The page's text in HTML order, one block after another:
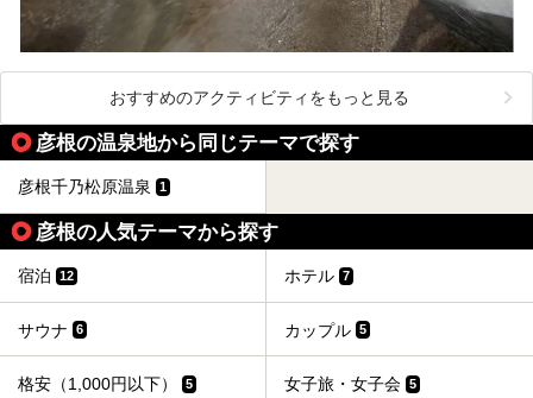
おすすめのアクティビティをもっと見る
彦根の温泉地から同じテーマで探す
彦根千乃松原温泉 1
彦根の人気テーマから探す
宿泊 12 ホテル 7
サウナ 6 カップル 5
格安（1,000円以下） 5 女子旅・女子会 5